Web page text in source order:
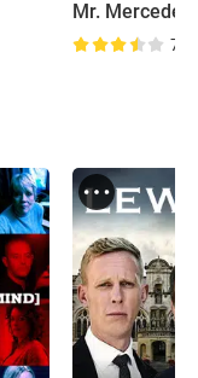
Mr. Mercedes
7.5